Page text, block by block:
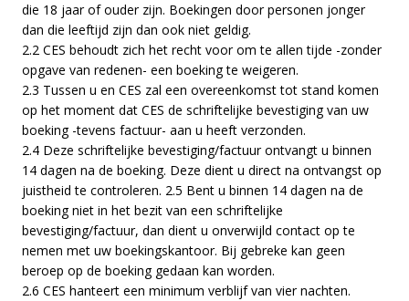
die 18 jaar of ouder zijn. Boekingen door personen jonger
dan die leeftijd zijn dan ook niet geldig.
2.2 CES behoudt zich het recht voor om te allen tijde -zonder
opgave van redenen- een boeking te weigeren.
2.3 Tussen u en CES zal een overeenkomst tot stand komen
op het moment dat CES de schriftelijke bevestiging van uw
boeking -tevens factuur- aan u heeft verzonden.
2.4 Deze schriftelijke bevestiging/factuur ontvangt u binnen
14 dagen na de boeking. Deze dient u direct na ontvangst op
juistheid te controleren. 2.5 Bent u binnen 14 dagen na de
boeking niet in het bezit van een schriftelijke
bevestiging/factuur, dan dient u onverwijld contact op te
nemen met uw boekingskantoor. Bij gebreke kan geen
beroep op de boeking gedaan kan worden.
2.6 CES hanteert een minimum verblijf van vier nachten.